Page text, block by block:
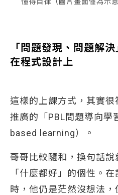
「問題發現、問題解
在程式設計上
這樣的上課方式，其實
推廣的「PBL問題導向學
based learning）。
哥哥比較隨和，換句話說
「什麼都好」的個性。
時，他仍是茫然沒想法